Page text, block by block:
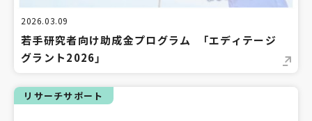
2026.03.09
若手研究者向け助成金プログラム 「エディテージ
グラント2026」
リサーチサポート